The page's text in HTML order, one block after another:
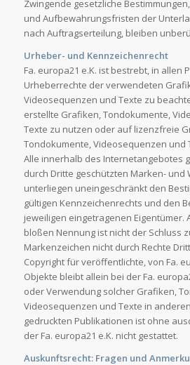
Zwingende gesetzliche
und Aufbewahrungsfristen der
nach Auftragserteilung, bleiben
Urheber- und Kennzeichenrecht
Fa. europa21 e.K. ist bestrebt, in allen
Urheberrechte der verwendeten
Videosequenzen und Texte zu
erstellte Grafiken, Tondokumente,
Texte zu nutzen oder auf lizenzfreie
Tondokumente, Videosequenzen und
Alle innerhalb des Internetangebotes
durch Dritte geschützten Marken- und
unterliegen uneingeschränkt den
gültigen Kennzeichenrechts und den
jeweiligen eingetragenen Eigentümer.
bloßen Nennung ist nicht der Schluss
Markenzeichen nicht durch Rechte
Copyright für veröffentlichte, von Fa.
Objekte bleibt allein bei der Fa.
oder Verwendung solcher Grafiken,
Videosequenzen und Texte in
gedruckten Publikationen ist ohne
der Fa. europa21 e.K. nicht gestattet.
Auskunftsrecht: Fragen und